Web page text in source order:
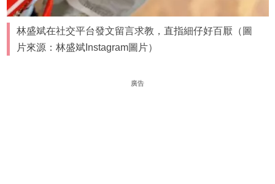
林盛斌在社交平台發文留言求教，直指細仔好百厭（圖
片來源：林盛斌Instagram圖片）
廣告